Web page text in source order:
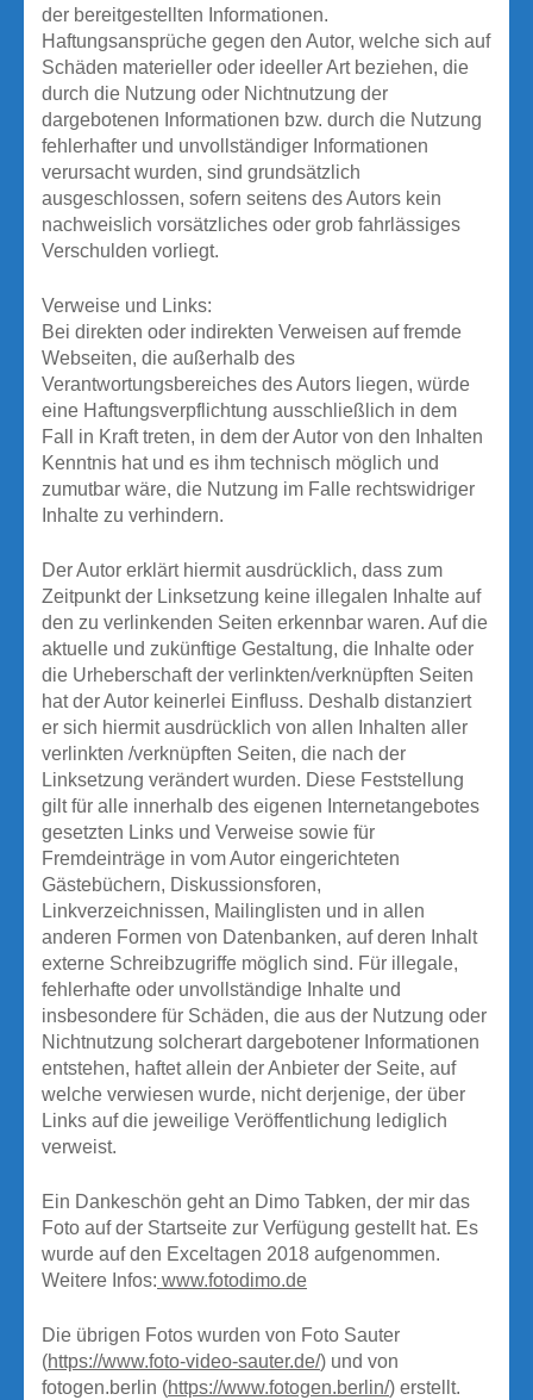
der bereitgestellten Informationen.
Haftungsansprüche gegen den Autor, welche sich auf
Schäden materieller oder ideeller Art beziehen, die
durch die Nutzung oder Nichtnutzung der
dargebotenen Informationen bzw. durch die Nutzung
fehlerhafter und unvollständiger Informationen
verursacht wurden, sind grundsätzlich
ausgeschlossen, sofern seitens des Autors kein
nachweislich vorsätzliches oder grob fahrlässiges
Verschulden vorliegt.
Verweise und Links:
Bei direkten oder indirekten Verweisen auf fremde
Webseiten, die außerhalb des
Verantwortungsbereiches des Autors liegen, würde
eine Haftungsverpflichtung ausschließlich in dem
Fall in Kraft treten, in dem der Autor von den Inhalten
Kenntnis hat und es ihm technisch möglich und
zumutbar wäre, die Nutzung im Falle rechtswidriger
Inhalte zu verhindern.
Der Autor erklärt hiermit ausdrücklich, dass zum
Zeitpunkt der Linksetzung keine illegalen Inhalte auf
den zu verlinkenden Seiten erkennbar waren. Auf die
aktuelle und zukünftige Gestaltung, die Inhalte oder
die Urheberschaft der verlinkten/verknüpften Seiten
hat der Autor keinerlei Einfluss. Deshalb distanziert
er sich hiermit ausdrücklich von allen Inhalten aller
verlinkten /verknüpften Seiten, die nach der
Linksetzung verändert wurden. Diese Feststellung
gilt für alle innerhalb des eigenen Internetangebotes
gesetzten Links und Verweise sowie für
Fremdeinträge in vom Autor eingerichteten
Gästebüchern, Diskussionsforen,
Linkverzeichnissen, Mailinglisten und in allen
anderen Formen von Datenbanken, auf deren Inhalt
externe Schreibzugriffe möglich sind. Für illegale,
fehlerhafte oder unvollständige Inhalte und
insbesondere für Schäden, die aus der Nutzung oder
Nichtnutzung solcherart dargebotener Informationen
entstehen, haftet allein der Anbieter der Seite, auf
welche verwiesen wurde, nicht derjenige, der über
Links auf die jeweilige Veröffentlichung lediglich
verweist.
Ein Dankeschön geht an Dimo Tabken, der mir das
Foto auf der Startseite zur Verfügung gestellt hat. Es
wurde auf den Exceltagen 2018 aufgenommen.
Weitere Infos: www.fotodimo.de
Die übrigen Fotos wurden von Foto Sauter
(https://www.foto-video-sauter.de/) und von
fotogen.berlin (https://www.fotogen.berlin/) erstellt.